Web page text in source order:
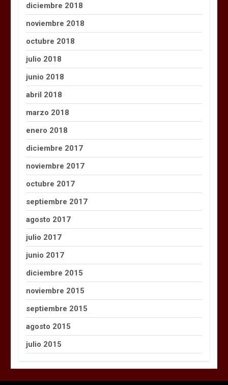
diciembre 2018
noviembre 2018
octubre 2018
julio 2018
junio 2018
abril 2018
marzo 2018
enero 2018
diciembre 2017
noviembre 2017
octubre 2017
septiembre 2017
agosto 2017
julio 2017
junio 2017
diciembre 2015
noviembre 2015
septiembre 2015
agosto 2015
julio 2015